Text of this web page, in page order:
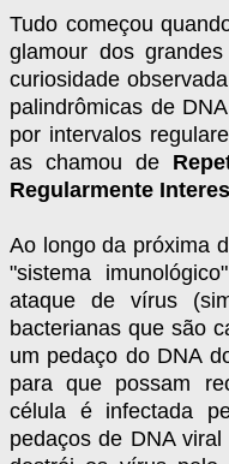
Tudo começou
glamour dos
curiosidade
palindrômicas de
por intervalos
as chamou de
Regularmente
Ao longo da próxima
"sistema
ataque de vírus
bacterianas que são
um pedaço do DNA
para que possam
célula é infectada
pedaços de DNA